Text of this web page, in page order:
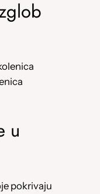
u
pokrivaju